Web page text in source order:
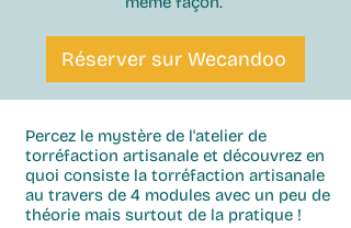
Réserver sur Wecandoo
Percez le mystère de l'atelier de
torréfaction artisanale et découvrez en
quoi consiste la torréfaction artisanale
au travers de 4 modules avec un peu de
théorie mais surtout de la pratique !